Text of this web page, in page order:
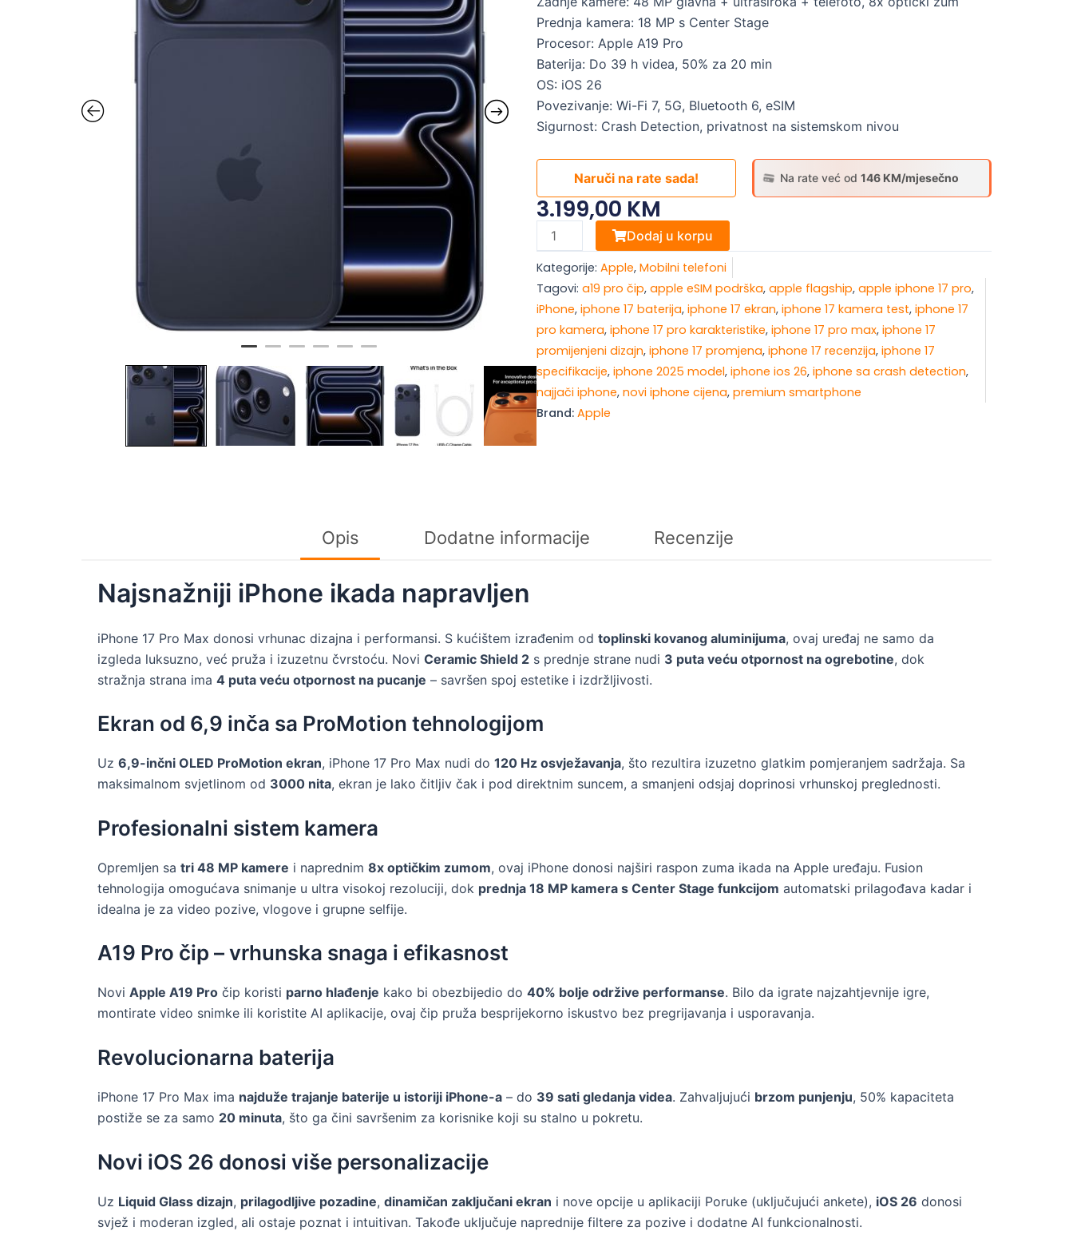
Prednja kamera: 18 MP s Center Stage
Procesor: Apple A19 Pro
Baterija: Do 39 h videa, 50% za 20 min
OS: iOS 26
Povezivanje: Wi-Fi 7, 5G, Bluetooth 6, eSIM
Sigurnost: Crash Detection, privatnost na sistemskom nivou
Na rate već od 146 KM/mjesečno
Naruči na rate sada!
3.199,00 KM
Apple
iPhone
17
Pro
Max
256GB
Deep
Blue
količina
Dodaj u korpu
Kategorije: Apple, Mobilni telefoni
Tagovi: a19 pro čip, apple eSIM podrška, apple flagship, apple iphone 17 pro,
iPhone, iphone 17 baterija, iphone 17 ekran, iphone 17 kamera test, iphone 17
pro kamera, iphone 17 pro karakteristike, iphone 17 pro max, iphone 17
promijenjeni dizajn, iphone 17 promjena, iphone 17 recenzija, iphone 17
specifikacije, iphone 2025 model, iphone ios 26, iphone sa crash detection,
najjači iphone, novi iphone cijena, premium smartphone
Brand: Apple
Opis Dodatne informacije Recenzije
Najsnažniji iPhone ikada napravljen
iPhone 17 Pro Max donosi vrhunac dizajna i performansi. S kućištem izrađenim od toplinski kovanog aluminijuma, ovaj uređaj ne samo da
izgleda luksuzno, već pruža i izuzetnu čvrstoću. Novi Ceramic Shield 2 s prednje strane nudi 3 puta veću otpornost na ogrebotine, dok
stražnja strana ima 4 puta veću otpornost na pucanje – savršen spoj estetike i izdržljivosti.
Ekran od 6,9 inča sa ProMotion tehnologijom
Uz 6,9-inčni OLED ProMotion ekran, iPhone 17 Pro Max nudi do 120 Hz osvježavanja, što rezultira izuzetno glatkim pomjeranjem sadržaja. Sa
maksimalnom svjetlinom od 3000 nita, ekran je lako čitljiv čak i pod direktnim suncem, a smanjeni odsjaj doprinosi vrhunskoj preglednosti.
Profesionalni sistem kamera
Opremljen sa tri 48 MP kamere i naprednim 8x optičkim zumom, ovaj iPhone donosi najširi raspon zuma ikada na Apple uređaju. Fusion
tehnologija omogućava snimanje u ultra visokoj rezoluciji, dok prednja 18 MP kamera s Center Stage funkcijom automatski prilagođava kadar i
idealna je za video pozive, vlogove i grupne selfije.
A19 Pro čip – vrhunska snaga i efikasnost
Novi Apple A19 Pro čip koristi parno hlađenje kako bi obezbijedio do 40% bolje održive performanse. Bilo da igrate najzahtjevnije igre,
montirate video snimke ili koristite AI aplikacije, ovaj čip pruža besprijekorno iskustvo bez pregrijavanja i usporavanja.
Revolucionarna baterija
iPhone 17 Pro Max ima najduže trajanje baterije u istoriji iPhone-a – do 39 sati gledanja videa. Zahvaljujući brzom punjenju, 50% kapaciteta
postiže se za samo 20 minuta, što ga čini savršenim za korisnike koji su stalno u pokretu.
Novi iOS 26 donosi više personalizacije
Uz Liquid Glass dizajn, prilagodljive pozadine, dinamičan zaključani ekran i nove opcije u aplikaciji Poruke (uključujući ankete), iOS 26 donosi
svjež i moderan izgled, ali ostaje poznat i intuitivan. Takođe uključuje naprednije filtere za pozive i dodatne AI funkcionalnosti.